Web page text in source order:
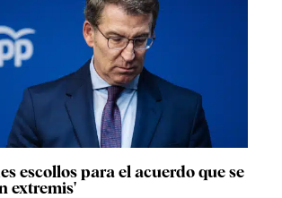
escollos para el acuerdo que se
extremis'